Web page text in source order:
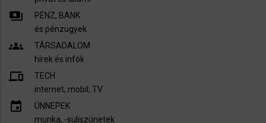
payments
PÉNZ, BANK
és pénzügyek
groups
TÁRSADALOM
hírek és infók
devices
TECH
internet, mobil, TV​
insert_invitation
ÜNNEPEK
munka, -suliszünetek